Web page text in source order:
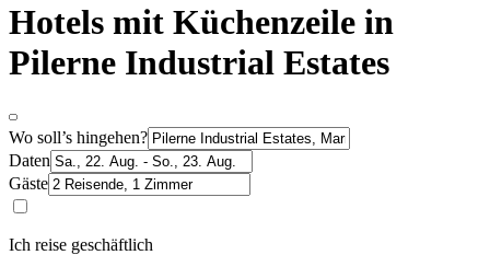
Hotels mit Küchenzeile in
Pilerne Industrial Estates
Wo soll’s hingehen?
Daten
Gäste
Ich reise geschäftlich